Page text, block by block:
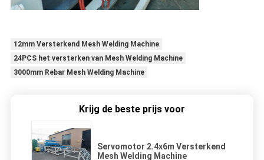
12mm Versterkend Mesh Welding Machine
24PCS het versterken van Mesh Welding Machine
3000mm Rebar Mesh Welding Machine
Krijg de beste prijs voor
Servomotor 2.4x6m Versterkend
Mesh Welding Machine